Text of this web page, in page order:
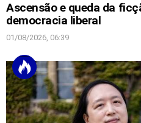
Ascensão e queda da
democracia liberal
01/08/2026, 06:39